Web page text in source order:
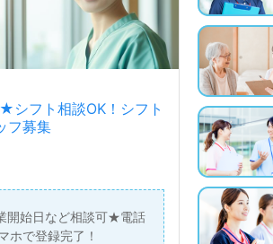
シフト相談OK！シフト
フ募集
開始日など相談可★電話
ホで登録完了！